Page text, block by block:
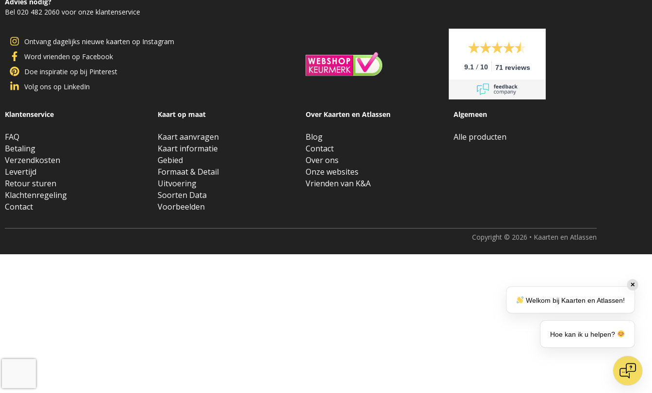
Bel 020 482 2060 voor onze klantenservice
Ontvang dagelijks nieuwe kaarten op Instagram
Word vrienden op Facebook
Doe inspiratie op bij Pinterest
Volg ons op LinkedIn
9.1 / 10 71 reviews
Klantenservice
FAQ
Betaling
Verzendkosten
Levertijd
Retour sturen
Klachtenregeling
Contact
Kaart op maat
Kaart aanvragen
Kaart informatie
Gebied
Formaat & Detail
Uitvoering
Soorten Data
Voorbeelden
Over Kaarten en Atlassen
Blog
Contact
Over ons
Onze websites
Vrienden van K&A
Algemeen
Alle producten
Copyright © 2026 • Kaarten en Atlassen
✕
Welkom bij Kaarten en Atlassen!
Hoe kan ik u helpen?